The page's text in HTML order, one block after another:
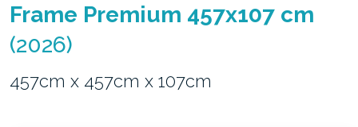
Frame Premium 457x107 cm
(2026)
457cm x 457cm x 107cm